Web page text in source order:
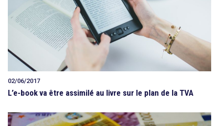
02/06/2017
L’e-book va être assimilé au livre sur le plan de la TVA